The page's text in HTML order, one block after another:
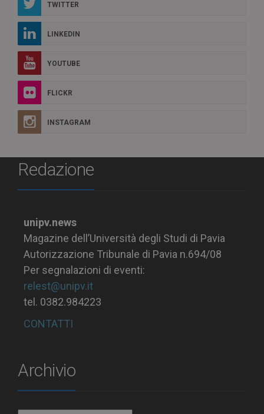
TWITTER
LINKEDIN
YOUTUBE
FLICKR
INSTAGRAM
Redazione
unipv.news
Magazine dell’Università degli Studi di Pavia
Autorizzazione Tribunale di Pavia n.694/08
Per segnalazioni di eventi:
relest@unipv.it
tel. 0382.984223
CONTATTI
Archivio